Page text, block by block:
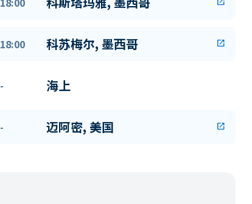
18:00 科苏梅尔, 墨西哥 open_in_new
- 海上
- 迈阿密, 美国 open_in_new